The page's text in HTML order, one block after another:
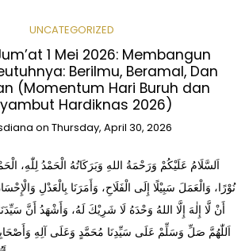
UNCATEGORIZED
1 Mei 2026: Membangun
Berilmu, Beramal, Dan
(Momentum Hari Buruh dan
Hardiknas 2026)
on Thursday, April 30, 2026
اَلسَّلَامُ عَلَيْكُمْ وَرَحْمَةُ اللهِ وَبَرَكَاتُهُ الْحَمْدُ لِلّٰهِ،
نُوْرًا، وَالْعَمَلَ سَبِيْلًا إِلَى الْفَلَاحِ، وَأَمَرَنَا بِالْعَدْلِ
أَنْ لَّا إِلٰهَ إِلَّا اللهُ وَحْدَهُ لَا شَرِيْكَ لَهُ، وَأَشْهَدُ أَنَّ
اَللّٰهُمَّ صَلِّ وَسَلِّمْ عَلَى سَيِّدِنَا مُحَمَّدٍ وَعَلَى آلِهِ